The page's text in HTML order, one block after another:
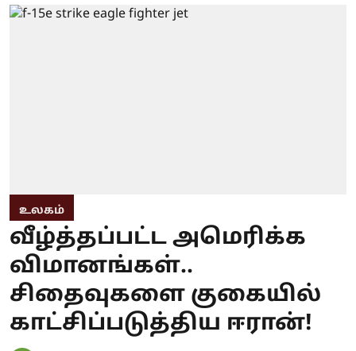
உலகம்
வீழ்த்தப்பட்ட அமெரிக்க
விமானங்கள்..
சிதைவுகளை குகையில்
காட்சிப்படுத்திய ஈரான்!